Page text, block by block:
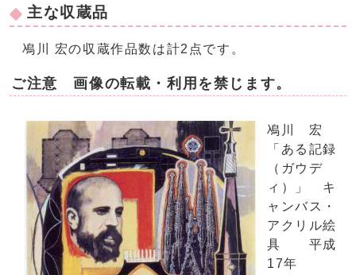
主な収蔵品
鳰川 宏の収蔵作品数は計2点です。
ご注意 画像の転載・利用を禁じます。
鳰川 宏
「ある記録
（ガウデ
ィ）」 キ
ャンバス・
アクリル絵
具 平成
17年